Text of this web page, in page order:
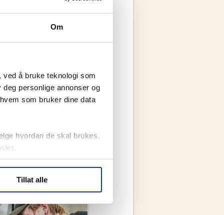
Om
å bruke teknologi som
personlige annonser og
som bruker dine data
hvordan de skal brukes.
statistikk.
Tillat alle